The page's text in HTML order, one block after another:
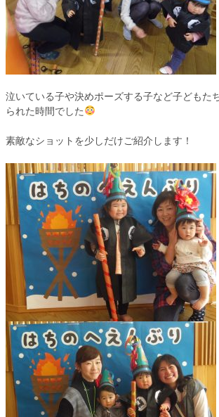
泣いている子や決めポーズする子など子どもた
られた時間でした
素敵なショットを少しだけご紹介します！